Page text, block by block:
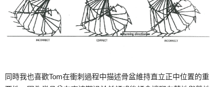
同時我也喜歡Tom在衝刺過程中描述骨盆維持直立正中位置的重